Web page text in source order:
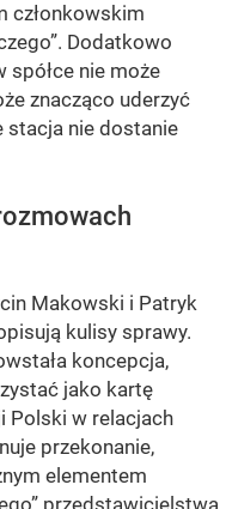
członkowskim
Dodatkowo
spółce nie może
znacząco uderzyć
stacja nie dostanie
Makowski i Patryk
kulisy sprawy.
koncepcja,
jako kartę
Polski w relacjach
przekonanie,
elementem
przedstawicielstwa